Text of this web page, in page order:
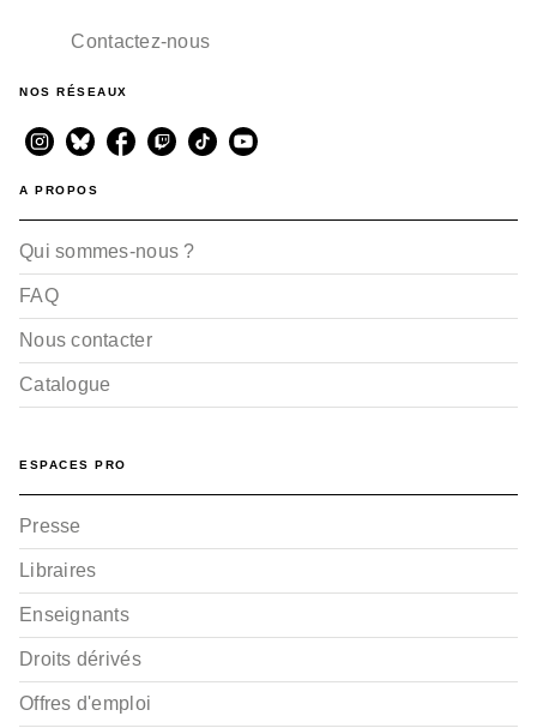
Contactez-nous
NOS RÉSEAUX
A PROPOS
Qui sommes-nous ?
FAQ
Nous contacter
Catalogue
ESPACES PRO
Presse
Libraires
Enseignants
Droits dérivés
Offres d'emploi